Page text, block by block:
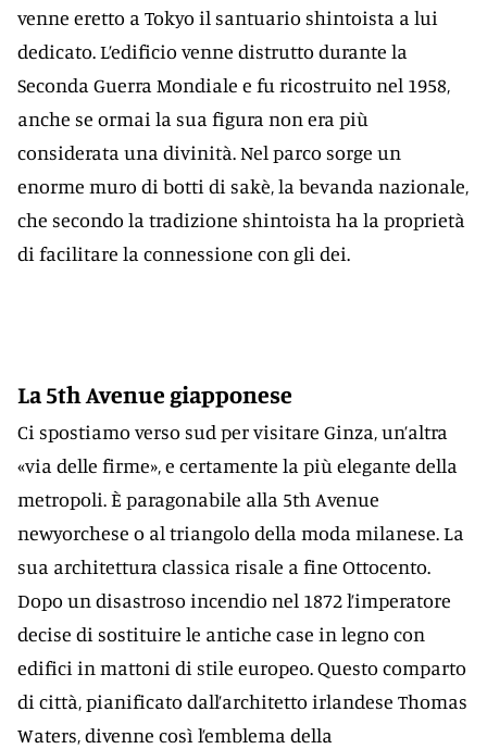
venne eretto a Tokyo il santuario shintoista a lui
dedicato. L’edificio venne distrutto durante la
Seconda Guerra Mondiale e fu ricostruito nel 1958,
anche se ormai la sua figura non era più
considerata una divinità. Nel parco sorge un
enorme muro di botti di sakè, la bevanda nazionale,
che secondo la tradizione shintoista ha la proprietà
di facilitare la connessione con gli dei.
La 5th Avenue giapponese
Ci spostiamo verso sud per visitare Ginza, un’altra
«via delle firme», e certamente la più elegante della
metropoli. È paragonabile alla 5th Avenue
newyorchese o al triangolo della moda milanese. La
sua architettura classica risale a fine Ottocento.
Dopo un disastroso incendio nel 1872 l’imperatore
decise di sostituire le antiche case in legno con
edifici in mattoni di stile europeo. Questo comparto
di città, pianificato dall’architetto irlandese Thomas
Waters, divenne così l’emblema della